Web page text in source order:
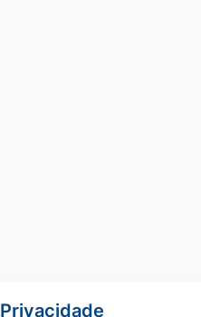
Privacidade